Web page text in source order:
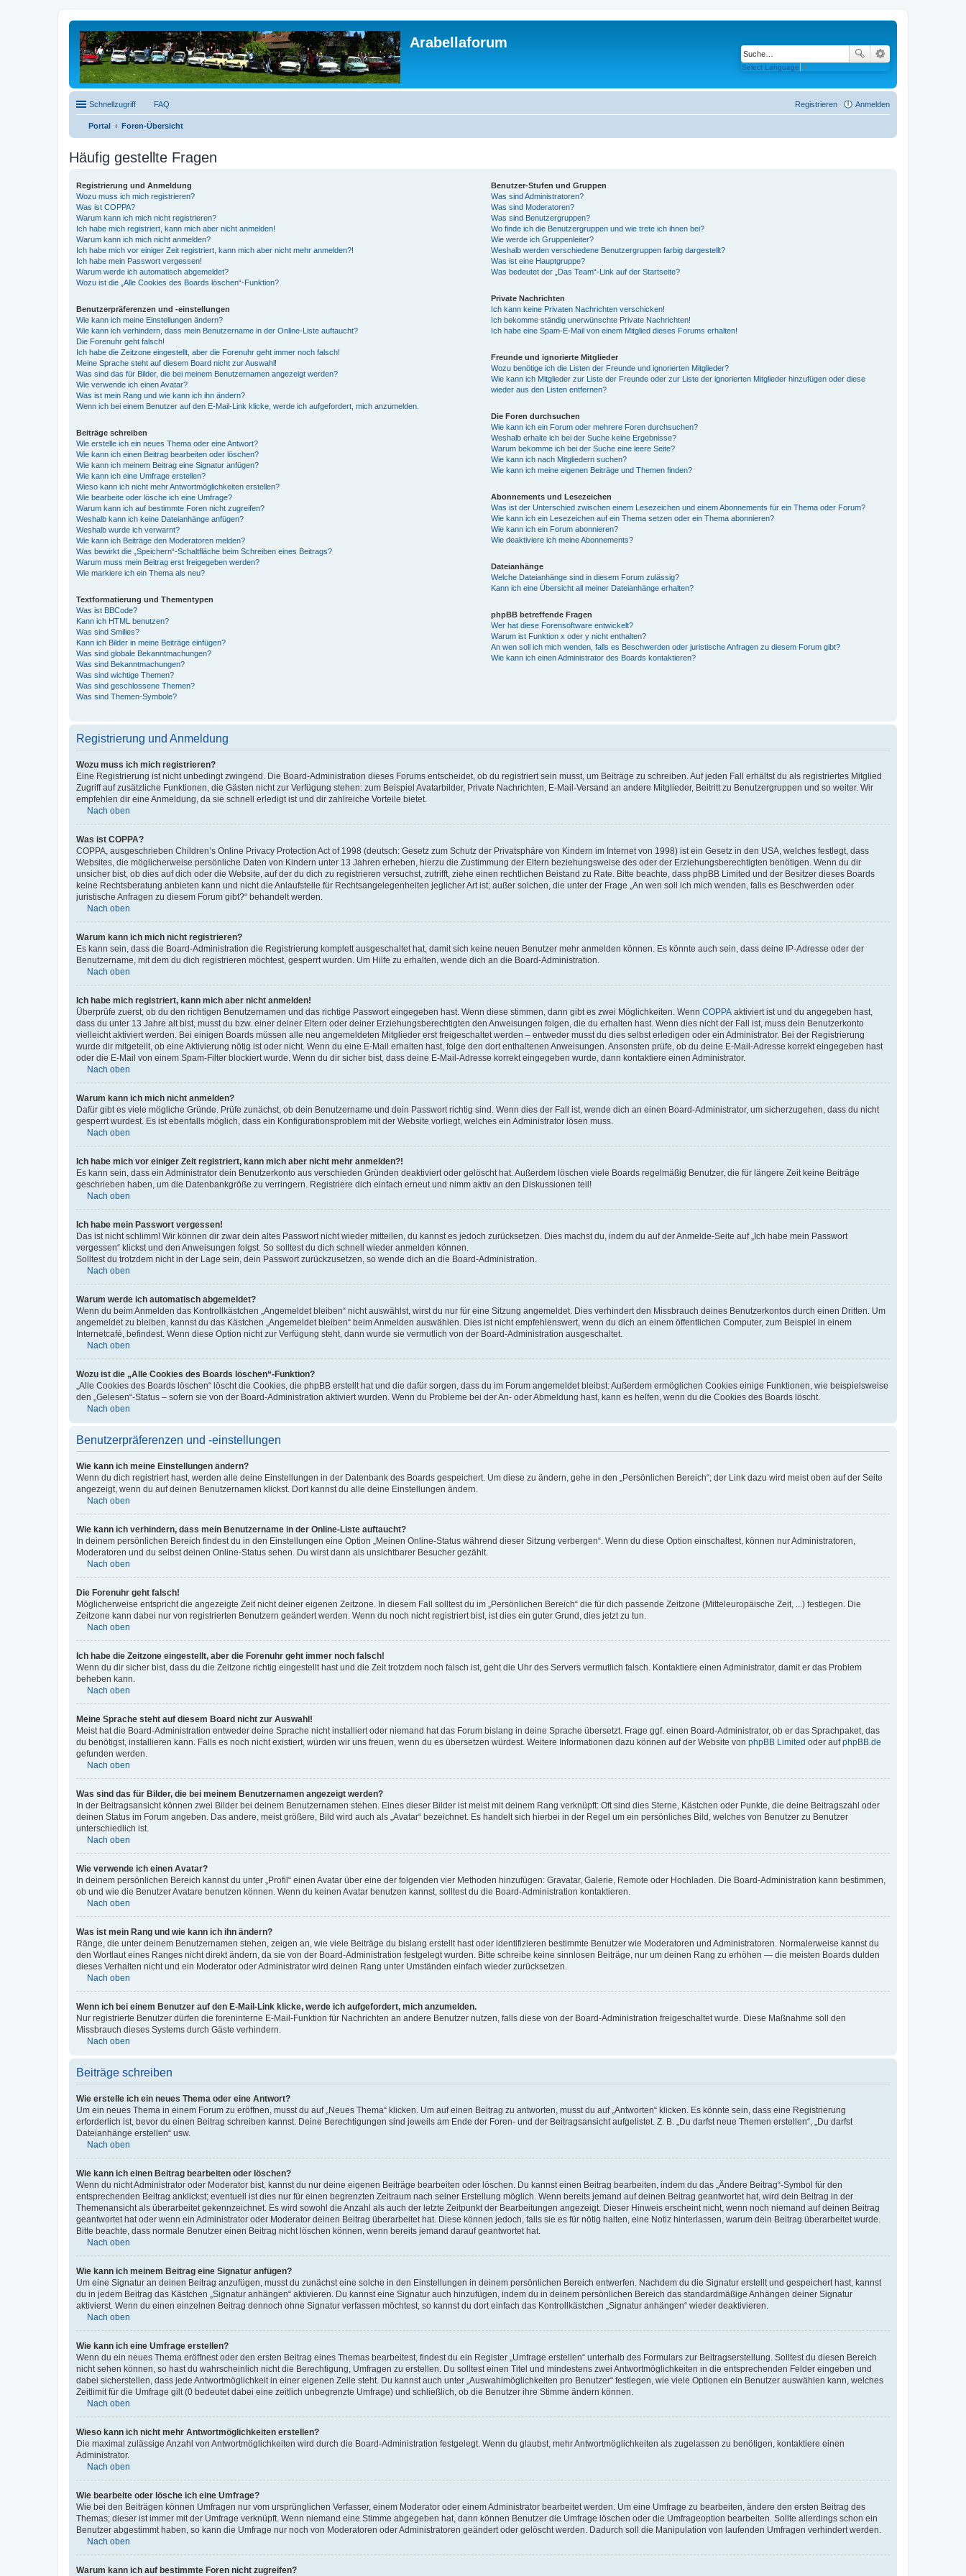
Arabellaforum
Select Language ▼
Schnellzugriff FAQ Anmelden
Registrieren
Portal Foren-Übersicht
Häufig gestellte Fragen
Registrierung und Anmeldung
Wozu muss ich mich registrieren?
Was ist COPPA?
Warum kann ich mich nicht registrieren?
Ich habe mich registriert, kann mich aber nicht anmelden!
Warum kann ich mich nicht anmelden?
Ich habe mich vor einiger Zeit registriert, kann mich aber nicht mehr anmelden?!
Ich habe mein Passwort vergessen!
Warum werde ich automatisch abgemeldet?
Wozu ist die „Alle Cookies des Boards löschen“-Funktion?
Benutzerpräferenzen und -einstellungen
Wie kann ich meine Einstellungen ändern?
Wie kann ich verhindern, dass mein Benutzername in der Online-Liste auftaucht?
Die Forenuhr geht falsch!
Ich habe die Zeitzone eingestellt, aber die Forenuhr geht immer noch falsch!
Meine Sprache steht auf diesem Board nicht zur Auswahl!
Was sind das für Bilder, die bei meinem Benutzernamen angezeigt werden?
Wie verwende ich einen Avatar?
Was ist mein Rang und wie kann ich ihn ändern?
Wenn ich bei einem Benutzer auf den E-Mail-Link klicke, werde ich aufgefordert, mich anzumelden.
Beiträge schreiben
Wie erstelle ich ein neues Thema oder eine Antwort?
Wie kann ich einen Beitrag bearbeiten oder löschen?
Wie kann ich meinem Beitrag eine Signatur anfügen?
Wie kann ich eine Umfrage erstellen?
Wieso kann ich nicht mehr Antwortmöglichkeiten erstellen?
Wie bearbeite oder lösche ich eine Umfrage?
Warum kann ich auf bestimmte Foren nicht zugreifen?
Weshalb kann ich keine Dateianhänge anfügen?
Weshalb wurde ich verwarnt?
Wie kann ich Beiträge den Moderatoren melden?
Was bewirkt die „Speichern“-Schaltfläche beim Schreiben eines Beitrags?
Warum muss mein Beitrag erst freigegeben werden?
Wie markiere ich ein Thema als neu?
Textformatierung und Thementypen
Was ist BBCode?
Kann ich HTML benutzen?
Was sind Smilies?
Kann ich Bilder in meine Beiträge einfügen?
Was sind globale Bekanntmachungen?
Was sind Bekanntmachungen?
Was sind wichtige Themen?
Was sind geschlossene Themen?
Was sind Themen-Symbole?
Benutzer-Stufen und Gruppen
Was sind Administratoren?
Was sind Moderatoren?
Was sind Benutzergruppen?
Wo finde ich die Benutzergruppen und wie trete ich ihnen bei?
Wie werde ich Gruppenleiter?
Weshalb werden verschiedene Benutzergruppen farbig dargestellt?
Was ist eine Hauptgruppe?
Was bedeutet der „Das Team“-Link auf der Startseite?
Private Nachrichten
Ich kann keine Privaten Nachrichten verschicken!
Ich bekomme ständig unerwünschte Private Nachrichten!
Ich habe eine Spam-E-Mail von einem Mitglied dieses Forums erhalten!
Freunde und ignorierte Mitglieder
Wozu benötige ich die Listen der Freunde und ignorierten Mitglieder?
Wie kann ich Mitglieder zur Liste der Freunde oder zur Liste der ignorierten Mitglieder hinzufügen oder diese
wieder aus den Listen entfernen?
Die Foren durchsuchen
Wie kann ich ein Forum oder mehrere Foren durchsuchen?
Weshalb erhalte ich bei der Suche keine Ergebnisse?
Warum bekomme ich bei der Suche eine leere Seite?
Wie kann ich nach Mitgliedern suchen?
Wie kann ich meine eigenen Beiträge und Themen finden?
Abonnements und Lesezeichen
Was ist der Unterschied zwischen einem Lesezeichen und einem Abonnements für ein Thema oder Forum?
Wie kann ich ein Lesezeichen auf ein Thema setzen oder ein Thema abonnieren?
Wie kann ich ein Forum abonnieren?
Wie deaktiviere ich meine Abonnements?
Dateianhänge
Welche Dateianhänge sind in diesem Forum zulässig?
Kann ich eine Übersicht all meiner Dateianhänge erhalten?
phpBB betreffende Fragen
Wer hat diese Forensoftware entwickelt?
Warum ist Funktion x oder y nicht enthalten?
An wen soll ich mich wenden, falls es Beschwerden oder juristische Anfragen zu diesem Forum gibt?
Wie kann ich einen Administrator des Boards kontaktieren?
Registrierung und Anmeldung
Wozu muss ich mich registrieren?
Eine Registrierung ist nicht unbedingt zwingend. Die Board-Administration dieses Forums entscheidet, ob du registriert sein musst, um Beiträge zu schreiben. Auf jeden Fall erhältst du als registriertes Mitglied
Zugriff auf zusätzliche Funktionen, die Gästen nicht zur Verfügung stehen: zum Beispiel Avatarbilder, Private Nachrichten, E-Mail-Versand an andere Mitglieder, Beitritt zu Benutzergruppen und so weiter. Wir
empfehlen dir eine Anmeldung, da sie schnell erledigt ist und dir zahlreiche Vorteile bietet.
Nach oben
Was ist COPPA?
COPPA, ausgeschrieben Children’s Online Privacy Protection Act of 1998 (deutsch: Gesetz zum Schutz der Privatsphäre von Kindern im Internet von 1998) ist ein Gesetz in den USA, welches festlegt, dass
Websites, die möglicherweise persönliche Daten von Kindern unter 13 Jahren erheben, hierzu die Zustimmung der Eltern beziehungsweise des oder der Erziehungsberechtigten benötigen. Wenn du dir
unsicher bist, ob dies auf dich oder die Website, auf der du dich zu registrieren versuchst, zutrifft, ziehe einen rechtlichen Beistand zu Rate. Bitte beachte, dass phpBB Limited und der Besitzer dieses Boards
keine Rechtsberatung anbieten kann und nicht die Anlaufstelle für Rechtsangelegenheiten jeglicher Art ist; außer solchen, die unter der Frage „An wen soll ich mich wenden, falls es Beschwerden oder
juristische Anfragen zu diesem Forum gibt?“ behandelt werden.
Nach oben
Warum kann ich mich nicht registrieren?
Es kann sein, dass die Board-Administration die Registrierung komplett ausgeschaltet hat, damit sich keine neuen Benutzer mehr anmelden können. Es könnte auch sein, dass deine IP-Adresse oder der
Benutzername, mit dem du dich registrieren möchtest, gesperrt wurden. Um Hilfe zu erhalten, wende dich an die Board-Administration.
Nach oben
Ich habe mich registriert, kann mich aber nicht anmelden!
Überprüfe zuerst, ob du den richtigen Benutzernamen und das richtige Passwort eingegeben hast. Wenn diese stimmen, dann gibt es zwei Möglichkeiten. Wenn COPPA aktiviert ist und du angegeben hast,
dass du unter 13 Jahre alt bist, musst du bzw. einer deiner Eltern oder deiner Erziehungsberechtigten den Anweisungen folgen, die du erhalten hast. Wenn dies nicht der Fall ist, muss dein Benutzerkonto
vielleicht aktiviert werden. Bei einigen Boards müssen alle neu angemeldeten Mitglieder erst freigeschaltet werden – entweder musst du dies selbst erledigen oder ein Administrator. Bei der Registrierung
wurde dir mitgeteilt, ob eine Aktivierung nötig ist oder nicht. Wenn du eine E-Mail erhalten hast, folge den dort enthaltenen Anweisungen. Ansonsten prüfe, ob du deine E-Mail-Adresse korrekt eingegeben hast
oder die E-Mail von einem Spam-Filter blockiert wurde. Wenn du dir sicher bist, dass deine E-Mail-Adresse korrekt eingegeben wurde, dann kontaktiere einen Administrator.
Nach oben
Warum kann ich mich nicht anmelden?
Dafür gibt es viele mögliche Gründe. Prüfe zunächst, ob dein Benutzername und dein Passwort richtig sind. Wenn dies der Fall ist, wende dich an einen Board-Administrator, um sicherzugehen, dass du nicht
gesperrt wurdest. Es ist ebenfalls möglich, dass ein Konfigurationsproblem mit der Website vorliegt, welches ein Administrator lösen muss.
Nach oben
Ich habe mich vor einiger Zeit registriert, kann mich aber nicht mehr anmelden?!
Es kann sein, dass ein Administrator dein Benutzerkonto aus verschieden Gründen deaktiviert oder gelöscht hat. Außerdem löschen viele Boards regelmäßig Benutzer, die für längere Zeit keine Beiträge
geschrieben haben, um die Datenbankgröße zu verringern. Registriere dich einfach erneut und nimm aktiv an den Diskussionen teil!
Nach oben
Ich habe mein Passwort vergessen!
Das ist nicht schlimm! Wir können dir zwar dein altes Passwort nicht wieder mitteilen, du kannst es jedoch zurücksetzen. Dies machst du, indem du auf der Anmelde-Seite auf „Ich habe mein Passwort
vergessen“ klickst und den Anweisungen folgst. So solltest du dich schnell wieder anmelden können.
Solltest du trotzdem nicht in der Lage sein, dein Passwort zurückzusetzen, so wende dich an die Board-Administration.
Nach oben
Warum werde ich automatisch abgemeldet?
Wenn du beim Anmelden das Kontrollkästchen „Angemeldet bleiben“ nicht auswählst, wirst du nur für eine Sitzung angemeldet. Dies verhindert den Missbrauch deines Benutzerkontos durch einen Dritten. Um
angemeldet zu bleiben, kannst du das Kästchen „Angemeldet bleiben“ beim Anmelden auswählen. Dies ist nicht empfehlenswert, wenn du dich an einem öffentlichen Computer, zum Beispiel in einem
Internetcafé, befindest. Wenn diese Option nicht zur Verfügung steht, dann wurde sie vermutlich von der Board-Administration ausgeschaltet.
Nach oben
Wozu ist die „Alle Cookies des Boards löschen“-Funktion?
„Alle Cookies des Boards löschen“ löscht die Cookies, die phpBB erstellt hat und die dafür sorgen, dass du im Forum angemeldet bleibst. Außerdem ermöglichen Cookies einige Funktionen, wie beispielsweise
den „Gelesen“-Status – sofern sie von der Board-Administration aktiviert wurden. Wenn du Probleme bei der An- oder Abmeldung hast, kann es helfen, wenn du die Cookies des Boards löscht.
Nach oben
Benutzerpräferenzen und -einstellungen
Wie kann ich meine Einstellungen ändern?
Wenn du dich registriert hast, werden alle deine Einstellungen in der Datenbank des Boards gespeichert. Um diese zu ändern, gehe in den „Persönlichen Bereich“; der Link dazu wird meist oben auf der Seite
angezeigt, wenn du auf deinen Benutzernamen klickst. Dort kannst du alle deine Einstellungen ändern.
Nach oben
Wie kann ich verhindern, dass mein Benutzername in der Online-Liste auftaucht?
In deinem persönlichen Bereich findest du in den Einstellungen eine Option „Meinen Online-Status während dieser Sitzung verbergen“. Wenn du diese Option einschaltest, können nur Administratoren,
Moderatoren und du selbst deinen Online-Status sehen. Du wirst dann als unsichtbarer Besucher gezählt.
Nach oben
Die Forenuhr geht falsch!
Möglicherweise entspricht die angezeigte Zeit nicht deiner eigenen Zeitzone. In diesem Fall solltest du im „Persönlichen Bereich“ die für dich passende Zeitzone (Mitteleuropäische Zeit, ...) festlegen. Die
Zeitzone kann dabei nur von registrierten Benutzern geändert werden. Wenn du noch nicht registriert bist, ist dies ein guter Grund, dies jetzt zu tun.
Nach oben
Ich habe die Zeitzone eingestellt, aber die Forenuhr geht immer noch falsch!
Wenn du dir sicher bist, dass du die Zeitzone richtig eingestellt hast und die Zeit trotzdem noch falsch ist, geht die Uhr des Servers vermutlich falsch. Kontaktiere einen Administrator, damit er das Problem
beheben kann.
Nach oben
Meine Sprache steht auf diesem Board nicht zur Auswahl!
Meist hat die Board-Administration entweder deine Sprache nicht installiert oder niemand hat das Forum bislang in deine Sprache übersetzt. Frage ggf. einen Board-Administrator, ob er das Sprachpaket, das
du benötigst, installieren kann. Falls es noch nicht existiert, würden wir uns freuen, wenn du es übersetzen würdest. Weitere Informationen dazu können auf der Website von phpBB Limited oder aufphpBB.de
gefunden werden.
Nach oben
Was sind das für Bilder, die bei meinem Benutzernamen angezeigt werden?
In der Beitragsansicht können zwei Bilder bei deinem Benutzernamen stehen. Eines dieser Bilder ist meist mit deinem Rang verknüpft: Oft sind dies Sterne, Kästchen oder Punkte, die deine Beitragszahl oder
deinen Status im Forum angeben. Das andere, meist größere, Bild wird auch als „Avatar“ bezeichnet. Es handelt sich hierbei in der Regel um ein persönliches Bild, welches von Benutzer zu Benutzer
unterschiedlich ist.
Nach oben
Wie verwende ich einen Avatar?
In deinem persönlichen Bereich kannst du unter „Profil“ einen Avatar über eine der folgenden vier Methoden hinzufügen: Gravatar, Galerie, Remote oder Hochladen. Die Board-Administration kann bestimmen,
ob und wie die Benutzer Avatare benutzen können. Wenn du keinen Avatar benutzen kannst, solltest du die Board-Administration kontaktieren.
Nach oben
Was ist mein Rang und wie kann ich ihn ändern?
Ränge, die unter deinem Benutzernamen stehen, zeigen an, wie viele Beiträge du bislang erstellt hast oder identifizieren bestimmte Benutzer wie Moderatoren und Administratoren. Normalerweise kannst du
den Wortlaut eines Ranges nicht direkt ändern, da sie von der Board-Administration festgelegt wurden. Bitte schreibe keine sinnlosen Beiträge, nur um deinen Rang zu erhöhen — die meisten Boards dulden
dieses Verhalten nicht und ein Moderator oder Administrator wird deinen Rang unter Umständen einfach wieder zurücksetzen.
Nach oben
Wenn ich bei einem Benutzer auf den E-Mail-Link klicke, werde ich aufgefordert, mich anzumelden.
Nur registrierte Benutzer dürfen die foreninterne E-Mail-Funktion für Nachrichten an andere Benutzer nutzen, falls diese von der Board-Administration freigeschaltet wurde. Diese Maßnahme soll den
Missbrauch dieses Systems durch Gäste verhindern.
Nach oben
Beiträge schreiben
Wie erstelle ich ein neues Thema oder eine Antwort?
Um ein neues Thema in einem Forum zu eröffnen, musst du auf „Neues Thema“ klicken. Um auf einen Beitrag zu antworten, musst du auf „Antworten“ klicken. Es könnte sein, dass eine Registrierung
erforderlich ist, bevor du einen Beitrag schreiben kannst. Deine Berechtigungen sind jeweils am Ende der Foren- und der Beitragsansicht aufgelistet. Z. B. „Du darfst neue Themen erstellen“, „Du darfst
Dateianhänge erstellen“ usw.
Nach oben
Wie kann ich einen Beitrag bearbeiten oder löschen?
Wenn du nicht Administrator oder Moderator bist, kannst du nur deine eigenen Beiträge bearbeiten oder löschen. Du kannst einen Beitrag bearbeiten, indem du das „Ändere Beitrag“-Symbol für den
entsprechenden Beitrag anklickst; eventuell ist dies nur für einen begrenzten Zeitraum nach seiner Erstellung möglich. Wenn bereits jemand auf deinen Beitrag geantwortet hat, wird dein Beitrag in der
Themenansicht als überarbeitet gekennzeichnet. Es wird sowohl die Anzahl als auch der letzte Zeitpunkt der Bearbeitungen angezeigt. Dieser Hinweis erscheint nicht, wenn noch niemand auf deinen Beitrag
geantwortet hat oder wenn ein Administrator oder Moderator deinen Beitrag überarbeitet hat. Diese können jedoch, falls sie es für nötig halten, eine Notiz hinterlassen, warum dein Beitrag überarbeitet wurde.
Bitte beachte, dass normale Benutzer einen Beitrag nicht löschen können, wenn bereits jemand darauf geantwortet hat.
Nach oben
Wie kann ich meinem Beitrag eine Signatur anfügen?
Um eine Signatur an deinen Beitrag anzufügen, musst du zunächst eine solche in den Einstellungen in deinem persönlichen Bereich entwerfen. Nachdem du die Signatur erstellt und gespeichert hast, kannst
du in jedem Beitrag das Kästchen „Signatur anhängen“ aktivieren. Du kannst eine Signatur auch hinzufügen, indem du in deinem persönlichen Bereich das standardmäßige Anhängen deiner Signatur
aktivierst. Wenn du einen einzelnen Beitrag dennoch ohne Signatur verfassen möchtest, so kannst du dort einfach das Kontrollkästchen „Signatur anhängen“ wieder deaktivieren.
Nach oben
Wie kann ich eine Umfrage erstellen?
Wenn du ein neues Thema eröffnest oder den ersten Beitrag eines Themas bearbeitest, findest du ein Register „Umfrage erstellen“ unterhalb des Formulars zur Beitragserstellung. Solltest du diesen Bereich
nicht sehen können, so hast du wahrscheinlich nicht die Berechtigung, Umfragen zu erstellen. Du solltest einen Titel und mindestens zwei Antwortmöglichkeiten in die entsprechenden Felder eingeben und
dabei sicherstellen, dass jede Antwortmöglichkeit in einer eigenen Zeile steht. Du kannst auch unter „Auswahlmöglichkeiten pro Benutzer“ festlegen, wie viele Optionen ein Benutzer auswählen kann, welches
Zeitlimit für die Umfrage gilt (0 bedeutet dabei eine zeitlich unbegrenzte Umfrage) und schließlich, ob die Benutzer ihre Stimme ändern können.
Nach oben
Wieso kann ich nicht mehr Antwortmöglichkeiten erstellen?
Die maximal zulässige Anzahl von Antwortmöglichkeiten wird durch die Board-Administration festgelegt. Wenn du glaubst, mehr Antwortmöglichkeiten als zugelassen zu benötigen, kontaktiere einen
Administrator.
Nach oben
Wie bearbeite oder lösche ich eine Umfrage?
Wie bei den Beiträgen können Umfragen nur vom ursprünglichen Verfasser, einem Moderator oder einem Administrator bearbeitet werden. Um eine Umfrage zu bearbeiten, ändere den ersten Beitrag des
Themas; dieser ist immer mit der Umfrage verknüpft. Wenn niemand eine Stimme abgegeben hat, dann können Benutzer die Umfrage löschen oder die Umfrageoption bearbeiten. Sollte allerdings schon ein
Benutzer abgestimmt haben, so kann die Umfrage nur noch von Moderatoren oder Administratoren geändert oder gelöscht werden. Dadurch soll die Manipulation von laufenden Umfragen verhindert werden.
Nach oben
Warum kann ich auf bestimmte Foren nicht zugreifen?